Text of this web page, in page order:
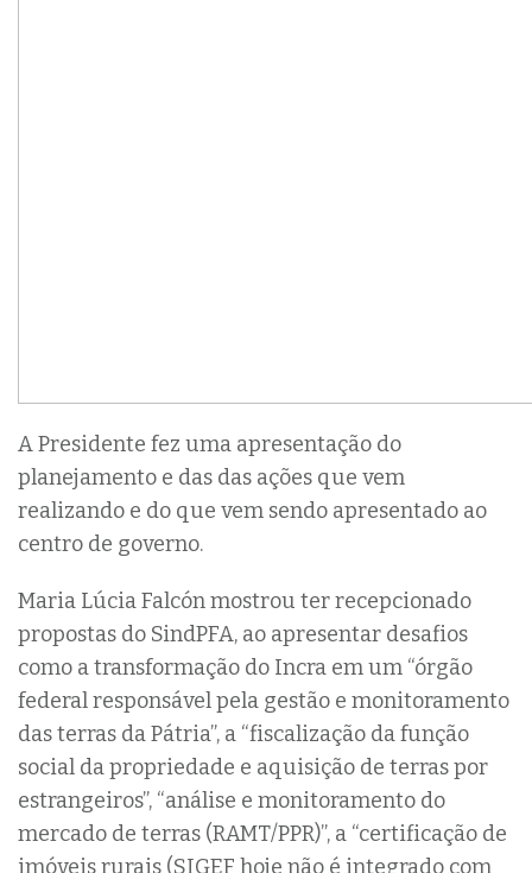
A Presidente fez uma apresentação do
planejamento e das das ações que vem
realizando e do que vem sendo apresentado ao
centro de governo.
Maria Lúcia Falcón mostrou ter recepcionado
propostas do SindPFA, ao apresentar desafios
como a transformação do Incra em um “órgão
federal responsável pela gestão e monitoramento
das terras da Pátria”, a “fiscalização da função
social da propriedade e aquisição de terras por
estrangeiros”, “análise e monitoramento do
mercado de terras (RAMT/PPR)”, a “certificação de
imóveis rurais (SIGEF hoje não é integrado com